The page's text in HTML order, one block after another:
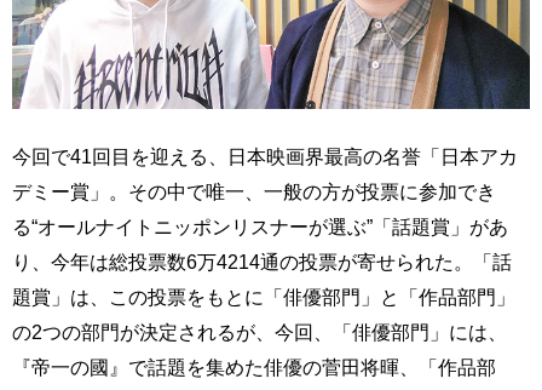
今回で41回目を迎える、日本映画界最高の名誉「日本アカ
デミー賞」。その中で唯一、一般の方が投票に参加でき
る“オールナイトニッポンリスナーが選ぶ”「話題賞」があ
り、今年は総投票数6万4214通の投票が寄せられた。「話
題賞」は、この投票をもとに「俳優部門」と「作品部門」
の2つの部門が決定されるが、今回、「俳優部門」には、
『帝一の國』で話題を集めた俳優の菅田将暉、「作品部